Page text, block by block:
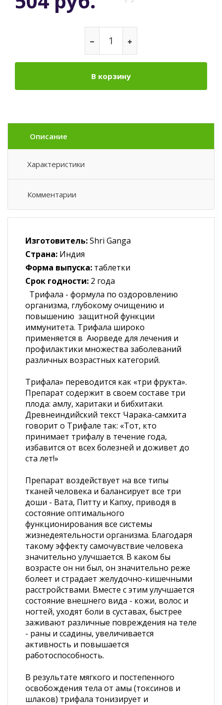
В корзину
Описание
Характеристики
Комментарии
Изготовитель:Shri Ganga
Страна: Индия
Форма выпуска: таблетки
Срок годности: 2 года
Трифала - формула по оздоровлению
организма, глубокому очищению и
повышению защитной функции
иммунитета. Трифала широко
применяется в Аюрведе для лечения и
профилактики множества заболеваний
различных возрастных категорий.
Трифала» переводится как «три фрукта».
Препарат содержит в своем составе три
плода: амлу, харитаки и бибхитаки.
Древнеиндийский текст Чарака-самхита
говорит о Трифале так: «Тот, кто
принимает трифалу в течение года,
избавится от всех болезней и доживет до
ста лет!»
Препарат воздействует на все типы
тканей человека и балансирует все три
доши - Вата, Питту и Капху, приводя в
состояние оптимального
функционирования все системы
жизнедеятельности организма. Благодаря
такому эффекту самочувствие человека
значительно улучшается. В каком бы
возрасте он ни был, он значительно реже
болеет и страдает желудочно-кишечными
расстройствами. Вместе с этим улучшается
состояние внешнего вида - кожи, волос и
ногтей, уходят боли в суставах, быстрее
заживают различные повреждения на теле
- раны и ссадины, увеличивается
активность и повышается
работоспособность.
В результате мягкого и постепенного
освобождения тела от амы (токсинов и
шлаков) трифала тонизирует и